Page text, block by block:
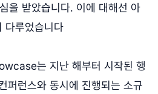
을 받았습니다. 이에 대해선 아
루었습니다
는 지난 해부터 시작된 행
퍼런스와 동시에 진행되는 소규